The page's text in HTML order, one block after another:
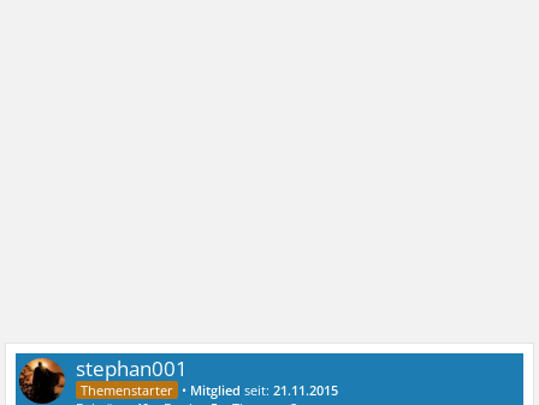
stephan001
• Mitglied seit:21.11.2015